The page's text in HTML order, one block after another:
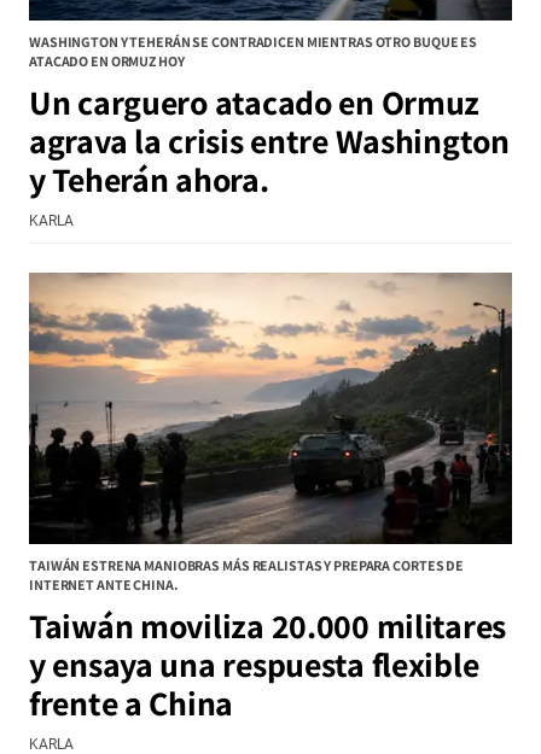
WASHINGTON Y TEHERÁN SE CONTRADICEN MIENTRAS OTRO BUQUE ES
ATACADO EN ORMUZ HOY
Un carguero atacado en Ormuz
agrava la crisis entre Washington
y Teherán ahora.
KARLA
TAIWÁN ESTRENA MANIOBRAS MÁS REALISTAS Y PREPARA CORTES DE
INTERNET ANTE CHINA.
Taiwán moviliza 20.000 militares
y ensaya una respuesta flexible
frente a China
KARLA